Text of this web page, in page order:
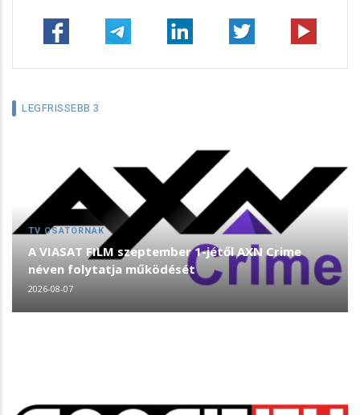
LEGFRISSEBB 3
TV CSATORNÁK
A VIASAT FILM szeptember 1-jétől AXN Crime
néven folytatja működését
2026-08-07